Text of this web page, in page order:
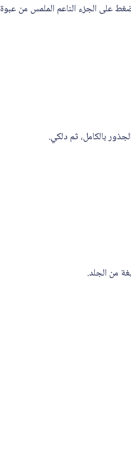
على الجزء الناعم الملمس من عبوة
بالكامل، ثم دلكي.
من الجلد.